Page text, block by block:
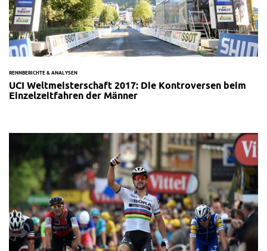
RENNBERICHTE & ANALYSEN
UCI Weltmeisterschaft 2017: Die Kontroversen beim
Einzelzeitfahren der Männer